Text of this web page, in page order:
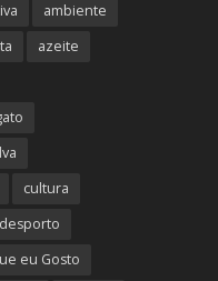
ambiente
azeite
cultura
desporto
eu Gosto